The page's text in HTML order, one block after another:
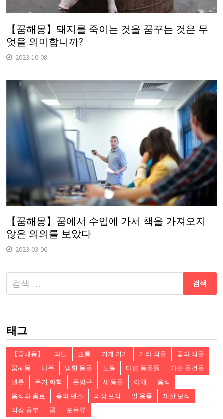
【꿈해몽】돼지를 죽이는 것을 꿈꾸는 것은 무
엇을 의미합니까?
2023-10-08
【꿈해몽】꿈에서 수업에 가서 책을 가져오지
않은 의의를 보았다
2023-03-06
다
음
태그
【꿈해몽】 과일 교통 기계 기기 기타 식물
꽃과 식물
꿈해몽
나무 냉혈 동물 노동 다른 동물들
다른 물건들
멜론
무기 화학 문방구 새 동물 야채
음식
음식과 음료
음악 댄스 의상 보석 일 용품
재산 보석
직장 공부
콩 포유류